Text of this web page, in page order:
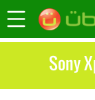
Sony